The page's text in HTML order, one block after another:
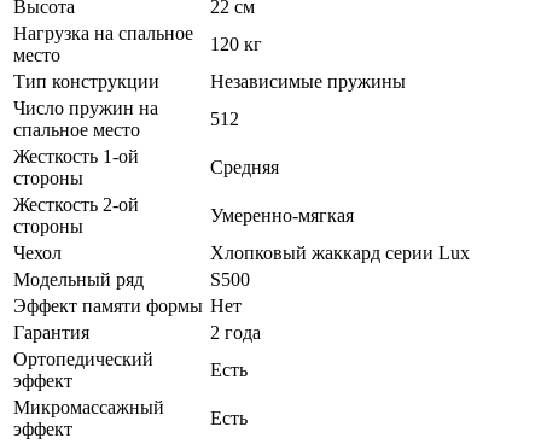
Высота
22 см
Нагрузка на спальное
место
120 кг
Тип конструкции
Независимые пружины
Число пружин на
спальное место
512
Жесткость 1-ой
стороны
Средняя
Жесткость 2-ой
стороны
Умеренно-мягкая
Чехол
Хлопковый жаккард серии Lux
Модельный ряд
S500
Эффект памяти формы Нет
Гарантия
2 года
Ортопедический
эффект
Есть
Микромассажный
эффект
Есть